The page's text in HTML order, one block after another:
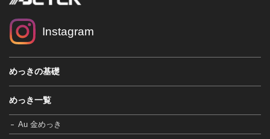
Instagram
めっきの基礎
めっき一覧
Au 金めっき